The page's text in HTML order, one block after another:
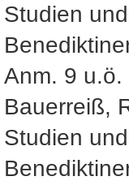
Studien
Anm. 9 u.ö.
Bauerreiß,
Studien